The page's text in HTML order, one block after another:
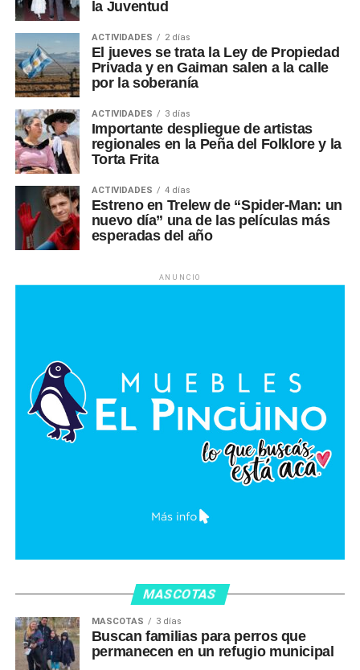
la Juventud
ACTIVIDADES 2 días
El jueves se trata la Ley de Propiedad
Privada y en Gaiman salen a la calle
por la soberanía
ACTIVIDADES 3 días
Importante despliegue de artistas
regionales en la Peña del Folklore y la
Torta Frita
ACTIVIDADES 4 días
Estreno en Trelew de “Spider-Man: un
nuevo día” una de las películas más
esperadas del año
ANUNCIO
MASCOTAS
MASCOTAS 3 días
Buscan familias para perros que
permanecen en un refugio municipal